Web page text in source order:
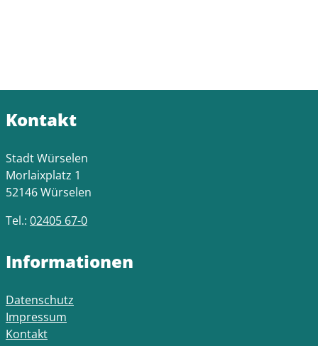
Kontakt
Stadt Würselen
Morlaixplatz 1
52146 Würselen
Tel.: 02405 67-0
Informationen
Datenschutz
Impressum
Kontakt